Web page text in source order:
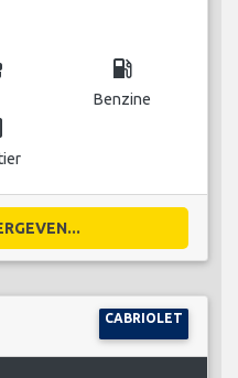
local_gas_station
Benzine
CABRIOLET